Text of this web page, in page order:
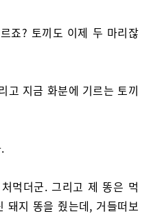
죠? 토끼도 이제 두 마리잖
고 지금 화분에 기르는 토끼
먹더군. 그리고 제 똥은 먹
돼지 똥을 줬는데, 거들떠보